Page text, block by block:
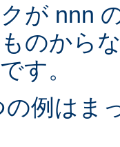
が nnn
のから
す。
の例はま